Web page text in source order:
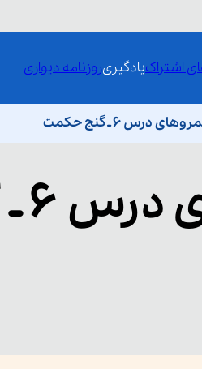
اشتراکیادگیریروزنامه دیواری
6 ـ گنج حکمت